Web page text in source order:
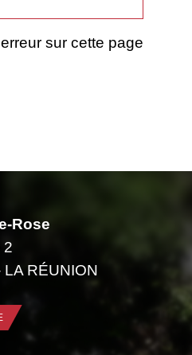
sur cette page
Rose
2
RÉUNION